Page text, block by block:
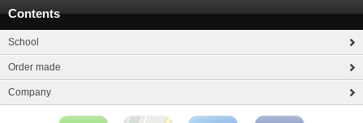
Contents
School
Order made
Company